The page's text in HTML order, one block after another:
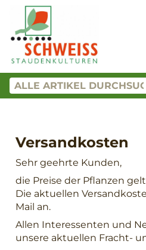
Versandkosten
Sehr geehrte Kunden,
die Preise der Pflanzen
Die aktuellen
Mail an.
Allen Interessenten und
unsere aktuellen Fracht-